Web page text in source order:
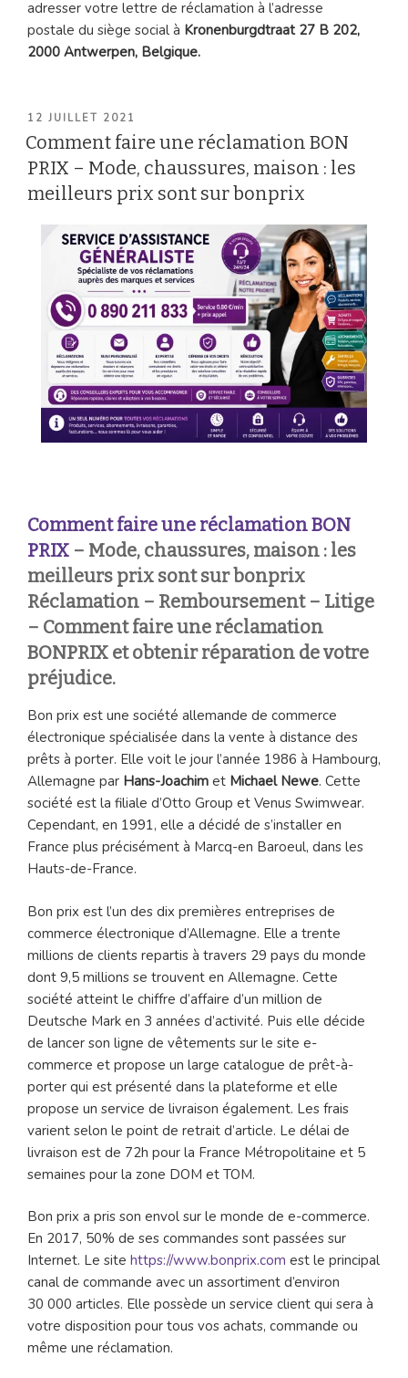
adresser votre lettre de réclamation à l’adresse
postale du siège social à Kronenburgdtraat 27 B 202,
2000 Antwerpen, Belgique.
PUBLIÉ
LE
12 JUILLET 2021
Comment faire une réclamation BON
PRIX – Mode, chaussures, maison : les
meilleurs prix sont sur bonprix
Comment faire une réclamationBON
PRIX – Mode, chaussures, maison : les
meilleurs prix sont sur bonprix
Réclamation – Remboursement – Litige
– Comment faire une réclamation
BONPRIX et obtenir réparation de votre
préjudice.
Bon prix est une société allemande de commerce
électronique spécialisée dans la vente à distance des
prêts à porter. Elle voit le jour l’année 1986 à Hambourg,
Allemagne par Hans-Joachim et Michael Newe. Cette
société est la filiale d’Otto Group et Venus Swimwear.
Cependant, en 1991, elle a décidé de s’installer en
France plus précisément à Marcq-en Baroeul, dans les
Hauts-de-France.
Bon prix est l’un des dix premières entreprises de
commerce électronique d’Allemagne. Elle a trente
millions de clients repartis à travers 29 pays du monde
dont 9,5 millions se trouvent en Allemagne. Cette
société atteint le chiffre d’affaire d’un million de
Deutsche Mark en 3 années d’activité. Puis elle décide
de lancer son ligne de vêtements sur le site e-
commerce et propose un large catalogue de prêt-à-
porter qui est présenté dans la plateforme et elle
propose un service de livraison également. Les frais
varient selon le point de retrait d’article. Le délai de
livraison est de 72h pour la France Métropolitaine et 5
semaines pour la zone DOM et TOM.
Bon prix a pris son envol sur le monde de e-commerce.
En 2017, 50% de ses commandes sont passées sur
Internet. Le site https://www.bonprix.com est le principal
canal de commande avec un assortiment d’environ
30 000 articles. Elle possède un service client qui sera à
votre disposition pour tous vos achats, commande ou
même une réclamation.